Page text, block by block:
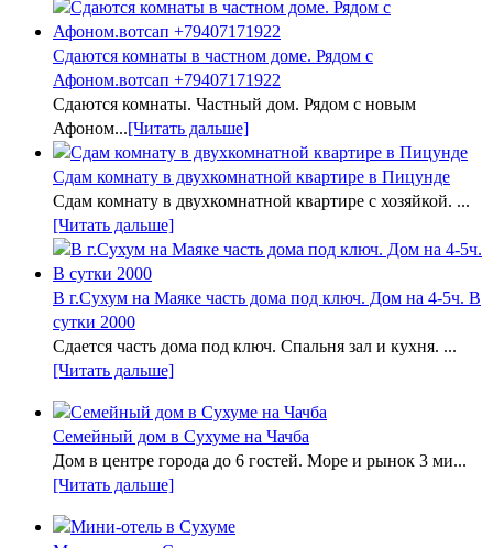
Сдаются комнаты в частном доме. Рядом с
Афоном.вотсап +79407171922
Сдаются комнаты. Частный дом. Рядом с новым
Афоном...[Читать дальше]
Сдам комнату в двухкомнатной квартире в Пицунде
Сдам комнату в двухкомнатной квартире с хозяйкой. ...
[Читать дальше]
В г.Сухум на Маяке часть дома под ключ. Дом на 4-5ч. В
сутки 2000
Сдается часть дома под ключ. Спальня зал и кухня. ...
[Читать дальше]
Семейный дом в Сухуме на Чачба
Дом в центре города до 6 гостей. Море и рынок 3 ми...
[Читать дальше]